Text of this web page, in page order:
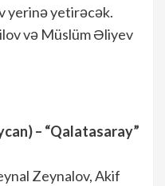
yerinə yetirəcək.
və Müslüm Əliyev
– “Qalatasaray”
Zeynalov, Akif